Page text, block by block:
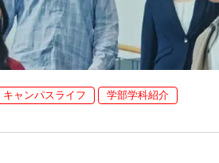
キャンパスライフ 学部学科紹介